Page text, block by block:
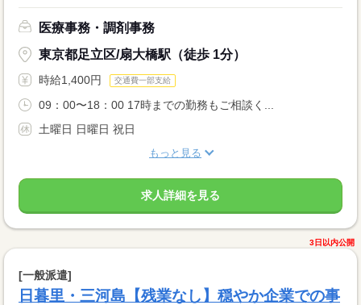
医療事務・調剤事務
東京都足立区/扇大橋駅（徒歩 1分）
時給1,400円 交通費一部支給
09：00〜18：00 17時までの勤務もご相談く...
土曜日 日曜日 祝日
もっと見る
求人詳細を見る
3日以内公開
[一般派遣]
日暮里・三河島【残業なし】穏やか企業での事